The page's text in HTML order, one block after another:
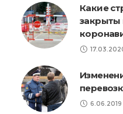
Какие
закрыты
6.06.2019